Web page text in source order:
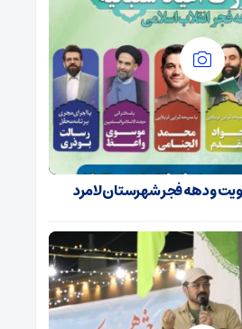
و دهه فجر شهرستان لامرد